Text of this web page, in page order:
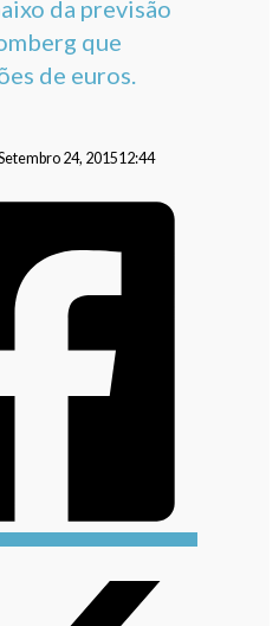
da previsão
que
de euros.
24, 201512:44